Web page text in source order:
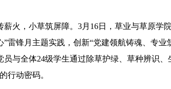
薪火，小草筑屏障。3月16日，草业与草原学院
”雷锋月主题实践，创新“党建领航铸魂、专
员与全体24级学生通过除草护绿、草种辨识、
行动密码。